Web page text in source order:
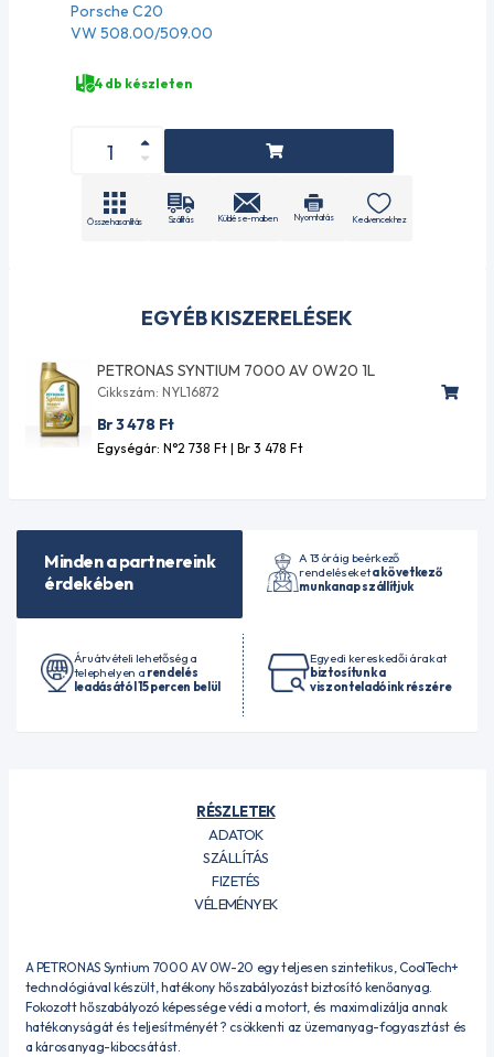
EGYÉB KISZERELÉSEK
PETRONAS SYNTIUM 7000 AV 0W20 1L
Cikkszám: NYL16872
Br 3 478 Ft
Egységár: N°2 738 Ft| Br 3 478 Ft
Porsche C20
VW 508.00/509.00
4 db készleten
Összehasonlítás Szállítás Küldés e-mailben Nyomtatás Kedvencekhez
Minden a partnereink
érdekében
A 13 óráig beérkező
rendeléseketa következő
munkanap szállítjuk
Áruátvételi lehetőség a
telephelyen a rendelés
leadásától 15 percen belül
Egyedi kereskedői árakat
biztosítunk a
viszonteladóink részére
RÉSZLETEK
ADATOK
SZÁLLÍTÁS
FIZETÉS
VÉLEMÉNYEK
A PETRONAS Syntium 7000 AV 0W-20 egy teljesen szintetikus, CoolTech+
technológiával készült, hatékony hőszabályozást biztosító kenőanyag.
Fokozott hőszabályozó képessége védi a motort, és maximalizálja annak
hatékonyságát és teljesítményét ? csökkenti az üzemanyag-fogyasztást és
a károsanyag-kibocsátást.